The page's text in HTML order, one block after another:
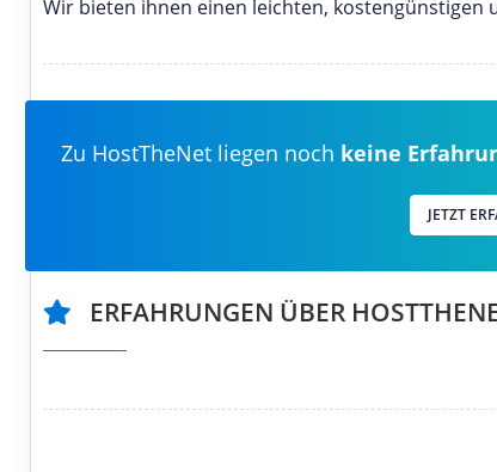
Wir bieten ihnen einen leichten, kostengünstigen
Zu HostTheNet liegen noch keine
JETZT
ERFAHRUNGEN ÜBER